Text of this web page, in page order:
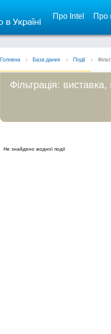
Про Intel Про
Головна База даних Події
Фільтрація:
Не знайдено жодної події